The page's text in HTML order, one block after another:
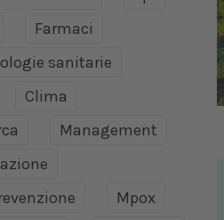
Farmaci
sanitarie
Clima
Management
Mpox